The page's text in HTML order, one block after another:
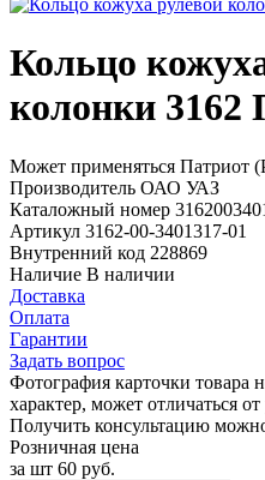
Кольцо
колонки 3162
Может применяться Патриот
Производитель ОАО УАЗ
Каталожный номер
Артикул 3162-00-3401317-01
Внутренний код 228869
Наличие В наличии
Доставка
Оплата
Гарантии
Задать вопрос
Фотография карточки
характер, может отличаться
Получить консультацию
Розничная цена
за шт 60 руб.